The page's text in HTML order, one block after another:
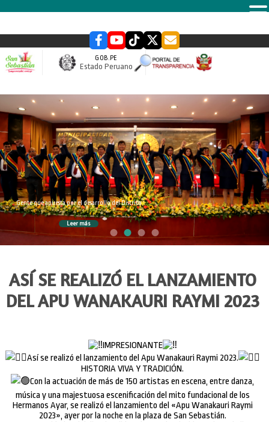
GOB.PE
Estado Peruano
slider
Gente que apuesta por el desarrollo del Distrito
Leer más
ASÍ SE REALIZÓ EL LANZAMIENTO
DEL APU WANAKAURI RAYMI 2023
IMPRESIONANTE
Así se realizó el lanzamiento del Apu Wanakauri Raymi 2023.
HISTORIA VIVA Y TRADICIÓN.
Con la actuación de más de 150 artistas en escena, entre danza,
música y una majestuosa escenificación del mito fundacional de los
Hermanos Ayar, se realizó el lanzamiento del «Apu Wanakauri Raymi
2023», ayer por la noche en la plaza de San Sebastián.